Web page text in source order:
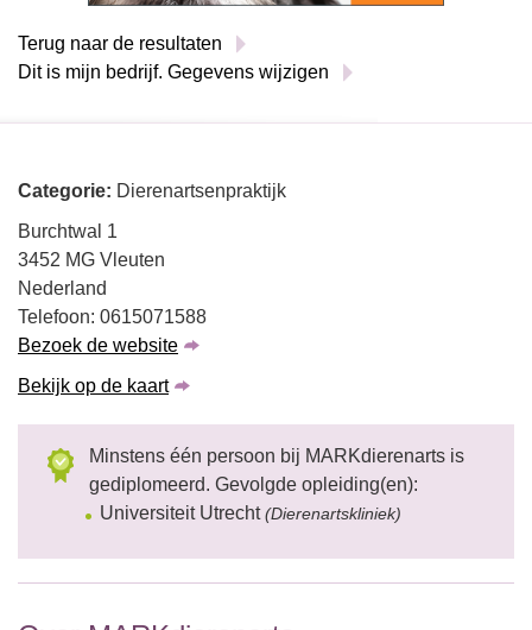
Terug naar de resultaten
Dit is mijn bedrijf. Gegevens wijzigen
Categorie: Dierenartsenpraktijk
Burchtwal 1
3452 MG Vleuten
Nederland
Telefoon: 0615071588
Bezoek de website
Bekijk op de kaart
Minstens één persoon bij MARKdierenarts is
gediplomeerd. Gevolgde opleiding(en):
Universiteit Utrecht(Dierenartskliniek)